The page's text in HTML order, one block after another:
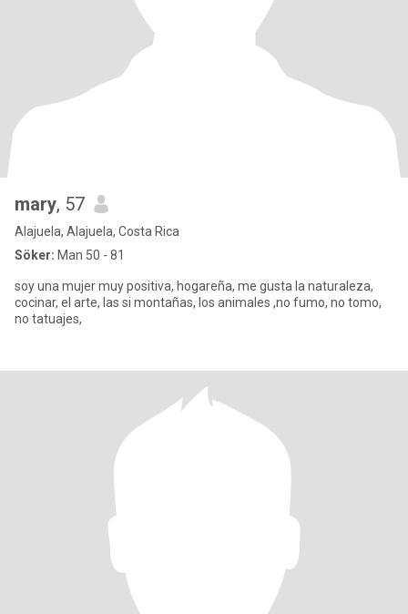
mary, 57
Alajuela, Alajuela, Costa Rica
Söker: Man 50 - 81
soy una mujer muy positiva, hogareña, me gusta la naturaleza,
cocinar, el arte, las si montañas, los animales ,no fumo, no tomo,
no tatuajes,